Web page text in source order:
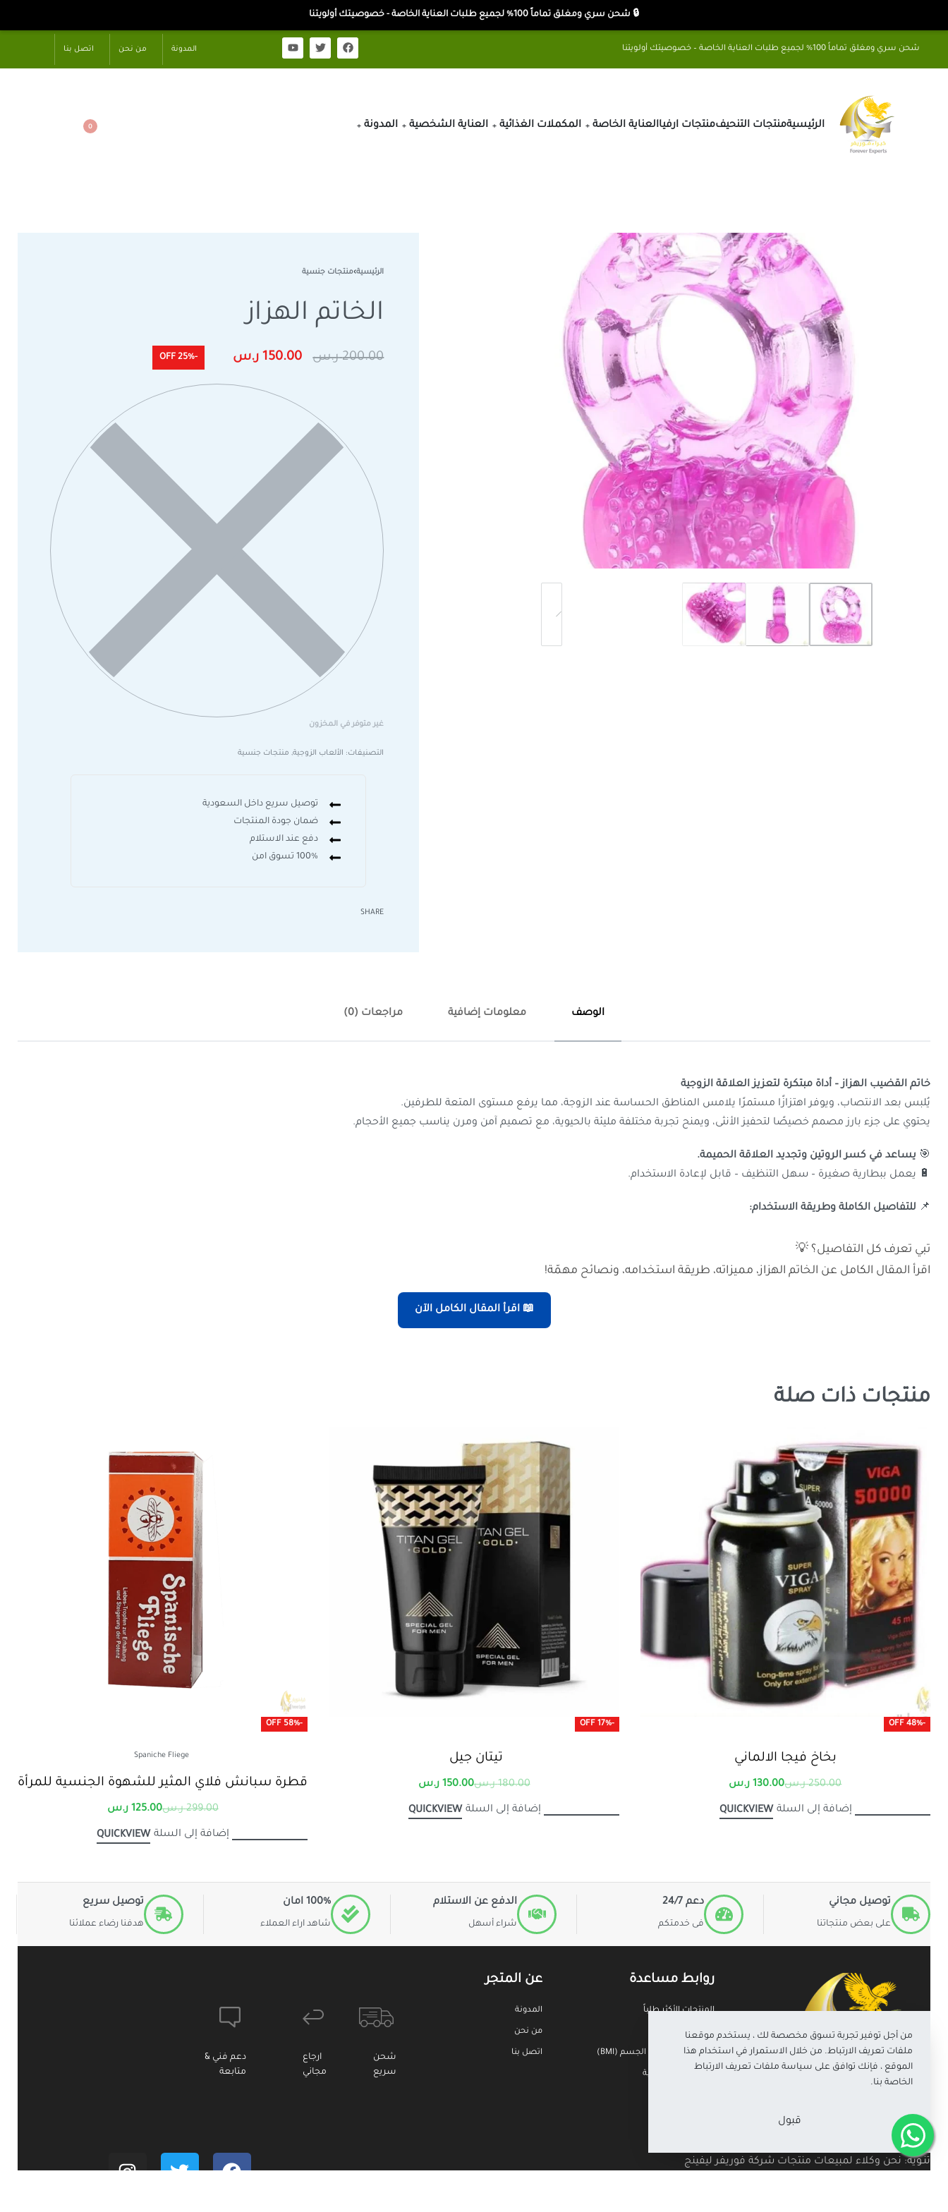
🔒 شحن سري ومغلق تماماً 100% لجميع طلبات العناية الخاصة - خصوصيتك أولويتنا
شحن سري ومغلق تماماً 100% لجميع طلبات العناية الخاصة – خصوصيتك أولويتنا المدونة من نحن اتصل بنا
الرئيسيةمنتجات التنحيفمنتجات ارفياالعناية الخاصة المكملات الغذائية العناية الشخصية المدونة 0
الرئيسية›منتجات جنسية
الخاتم الهزاز
200.00 ر.س 150.00 ر.س -25% OFF
غير متوفر في المخزون
التصنيفات: الألعاب الزوجية, منتجات جنسية
توصيل سريع داخل السعودية
ضمان جودة المنتجات
دفع عند الاستلام
100% تسوق امن
SHARE
الوصف معلومات إضافية مراجعات (0)
خاتم القضيب الهزاز – أداة مبتكرة لتعزيز العلاقة الزوجية
يُلبس بعد الانتصاب، ويوفر اهتزازًا مستمرًا يلامس المناطق الحساسة عند الزوجة، مما يرفع مستوى المتعة للطرفين.
يحتوي على جزء بارز مصمم خصيصًا لتحفيز الأنثى، ويمنح تجربة مختلفة مليئة بالحيوية، مع تصميم آمن ومرن يناسب جميع الأحجام.
🎯 يساعد في كسر الروتين وتجديد العلاقة الحميمة.
🔋 يعمل ببطارية صغيرة – سهل التنظيف – قابل لإعادة الاستخدام.
📌 للتفاصيل الكاملة وطريقة الاستخدام:
تبي تعرف كل التفاصيل؟ 💡
اقرأ المقال الكامل عن الخاتم الهزاز، مميزاته، طريقة استخدامه، ونصائح مهمّة!
📖 اقرأ المقال الكامل الآن
منتجات ذات صلة
-48% OFF
بخاخ فيجا الالماني
250.00 ر.س130.00 ر.س
إضافة إلى السلة QUICKVIEW
-17% OFF
تيتان جيل
180.00 ر.س150.00 ر.س
إضافة إلى السلة QUICKVIEW
-58% OFF
قطرة سبانش فلاي المثير للشهوة الجنسية للمرأة
299.00 ر.س125.00 ر.س
إضافة إلى السلة QUICKVIEW
توصيل مجاني
على بعض منتجاتنا
دعم 24/7
فى خدمتكم
الدفع عن الاستلام
شراء أسهل
100% امان
شاهد اراء العملاء
توصيل سريع
هدفنا رضاء عملائنا
روابط مساعدة
المنتجات الأكثر طلباً
أحدث المنتجات
حاسبة مؤشر كتلة الجسم (BMI)
سياسة الخصوصية
عن المتجر
المدونة
من نحن
اتصل بنا
شحن
سريع
ارجاع
مجاني
دعم فني &
متابعة
تنـويه: نحن وكلاء لمبيعات منتجات شركة فوريفر ليفينج
من أجل توفير تجربة تسوق مخصصة لك ، يستخدم موقعنا
ملفات تعريف الارتباط. من خلال الاستمرار في استخدام هذا
الموقع ، فإنك توافق على سياسة ملفات تعريف الارتباط
الخاصة بنا.
قبول